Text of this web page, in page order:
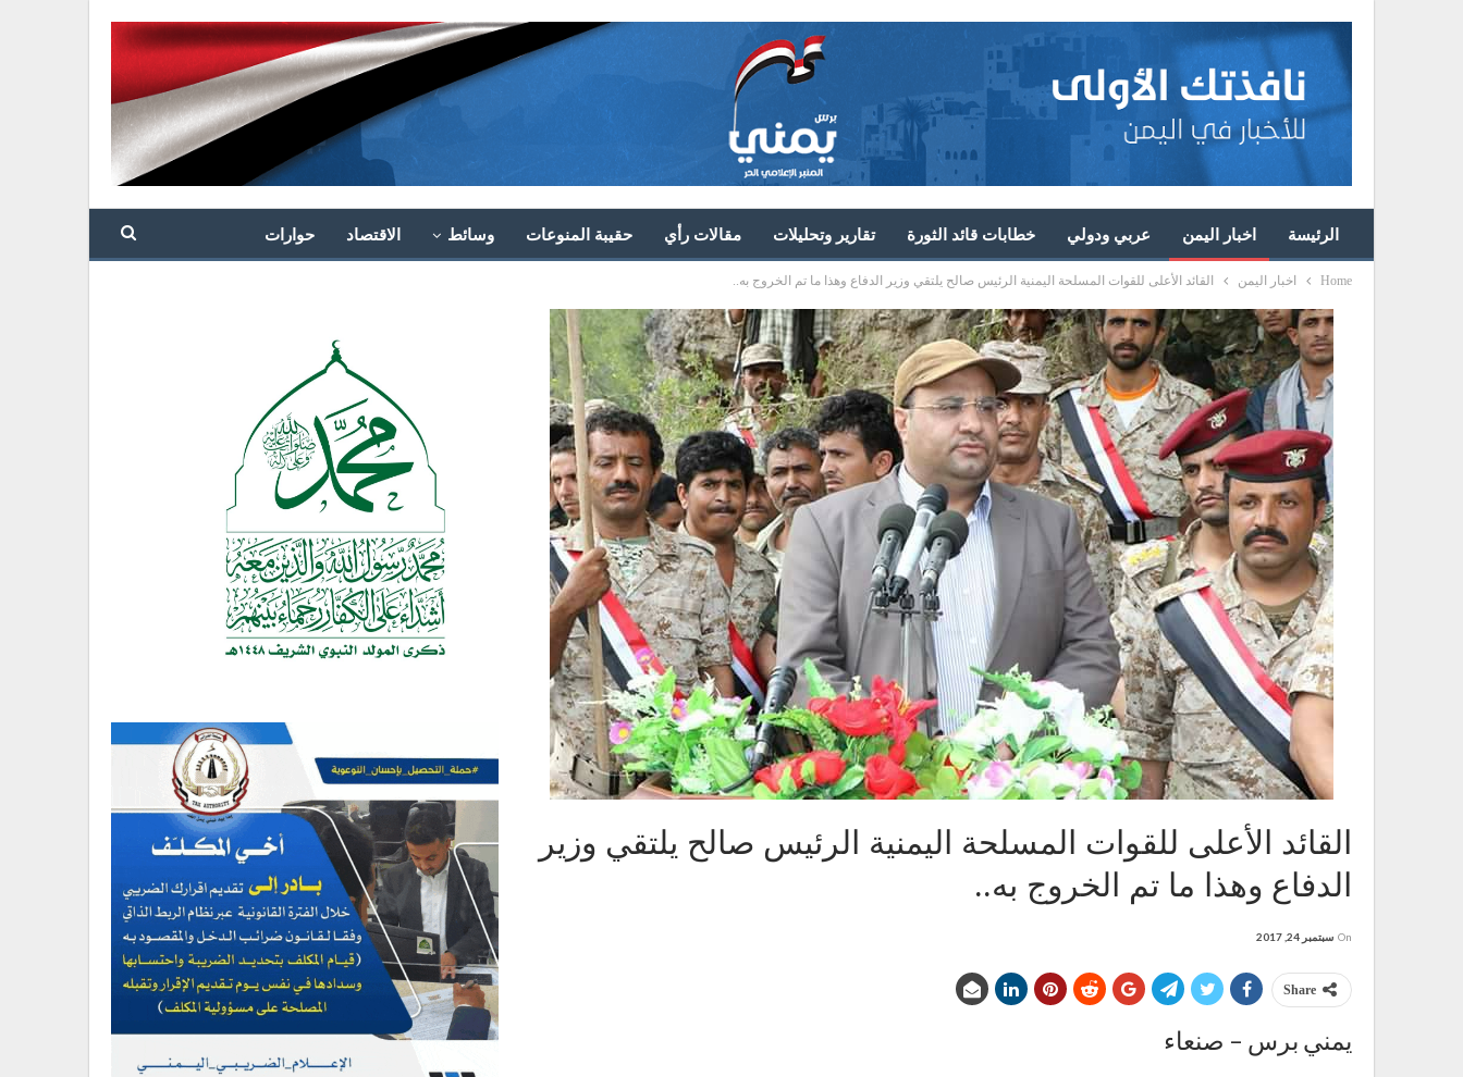
الرئيسة اخبار اليمن عربي ودولي خطابات قائد الثورة تقارير وتحليلات مقالات رأي حقيبة المنوعات وسائط الاقتصاد حوارات
Home اخبار اليمن القائد الأعلى للقوات المسلحة اليمنية الرئيس صالح يلتقي وزير الدفاع وهذا ما تم الخروج به..
القائد الأعلى للقوات المسلحة اليمنية الرئيس صالح يلتقي وزير
الدفاع وهذا ما تم الخروج به..
On سبتمبر 24, 2017
Share
يمني برس – صنعاء